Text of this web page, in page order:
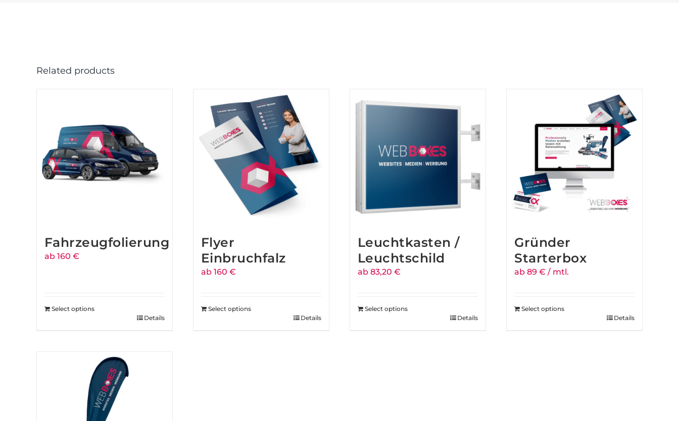
Related products
Fahrzeugfolierung
ab 160 €
Select options
Details
Flyer
Einbruchfalz
ab 160 €
Select options
Details
Leuchtkasten /
Leuchtschild
ab 83,20 €
Select options
Details
Gründer
Starterbox
ab 89 € / mtl.
Select options
Details